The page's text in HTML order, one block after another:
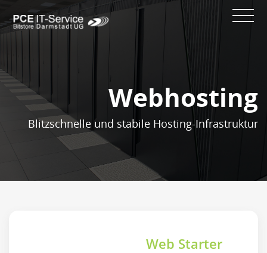
Webhosting
Blitzschnelle und stabile Hosting-Infrastruktur
Web Starter